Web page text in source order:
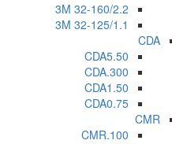
3M 32-160/2.2
3M 32-125/1.1
CDA
CDA5.50
CDA.300
CDA1.50
CDA0.75
CMR
CMR.100